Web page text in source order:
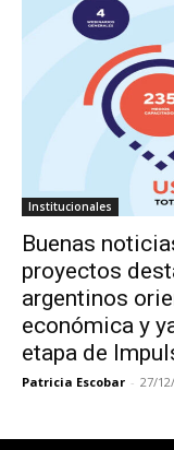
Institucionales
Buenas
proyectos
argentinos
económica y
etapa de
Patricia Escobar - 27/